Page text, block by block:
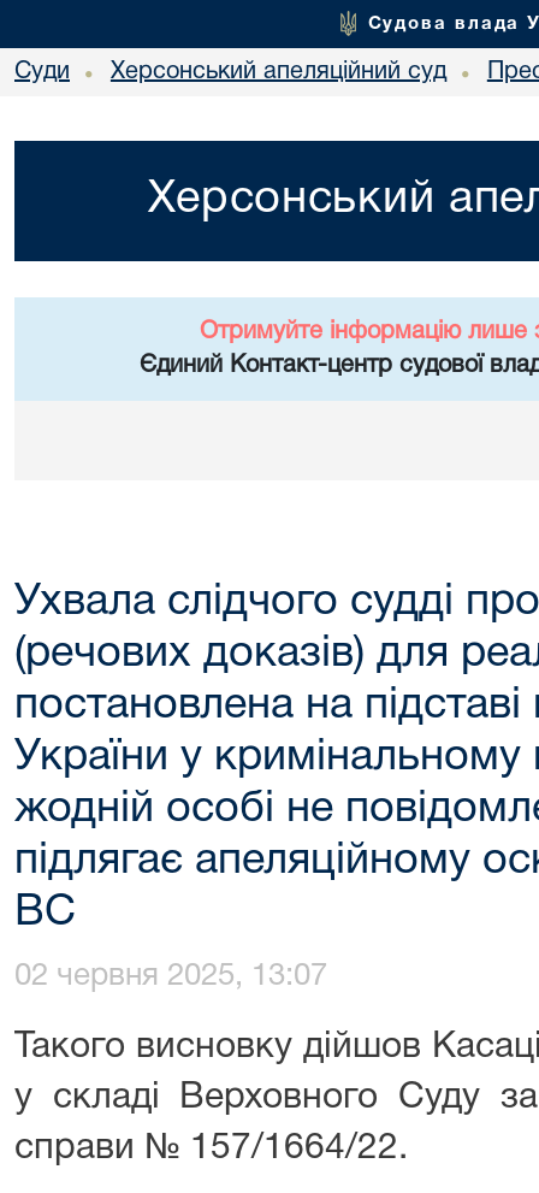
Судова влада
Суди • Херсонський апеляційний суд •
Херсонський
Отримуйте інформацію лише
Єдиний Контакт-центр судової
Ухвала слідчого судді
(речових доказів) для
постановлена на
України у
жодній особі не
підлягає апеляційному
ВС
02 червня 2025, 13:07
Такого висновку дійшов
у складі Верховного Суду
справи № 157/1664/22.